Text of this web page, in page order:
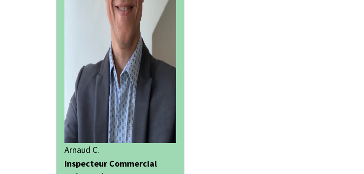
Arnaud C.
Inspecteur Commercial